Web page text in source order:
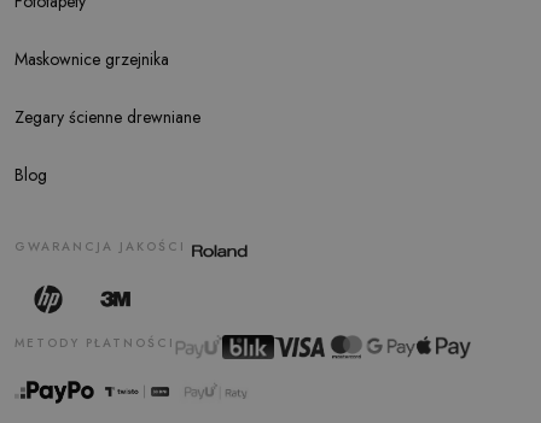
Maskownice grzejnika
Zegary ścienne drewniane
Blog
GWARANCJA JAKOŚCI
METODY PŁATNOŚCI